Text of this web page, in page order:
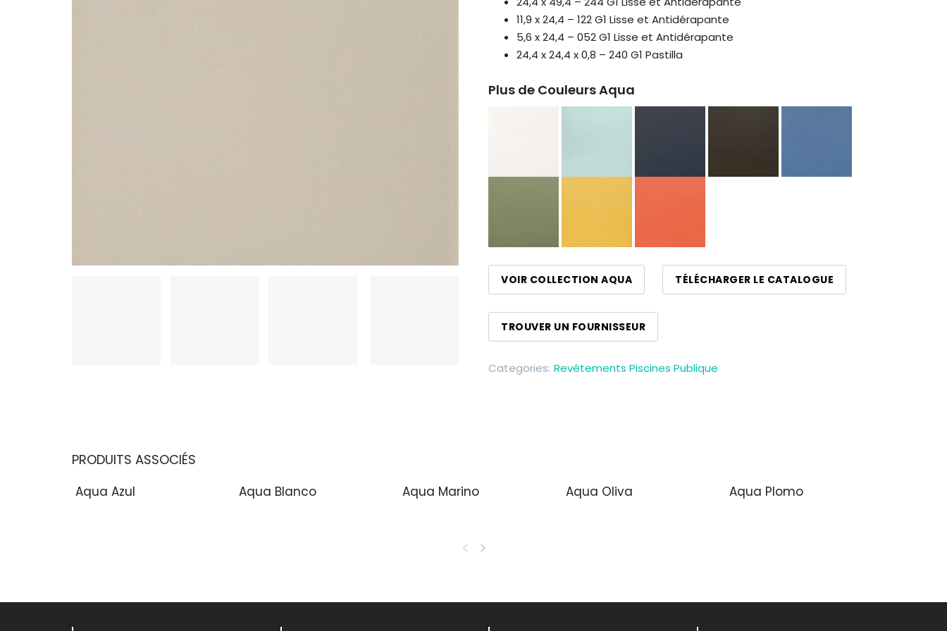
11,9 x 24,4 – 122 G1 Lisse et Antidérapante
5,6 x 24,4 – 052 G1 Lisse et Antidérapante
24,4 x 24,4 x 0,8 – 240 G1 Pastilla
Plus de Couleurs Aqua
VOIR COLLECTION AQUA TÉLÉCHARGER LE CATALOGUE
TROUVER UN FOURNISSEUR
Categories: Revêtements Piscines Publique
PRODUITS ASSOCIÉS
Aqua Azul Aqua Blanco Aqua Marino Aqua Oliva Aqua Plomo